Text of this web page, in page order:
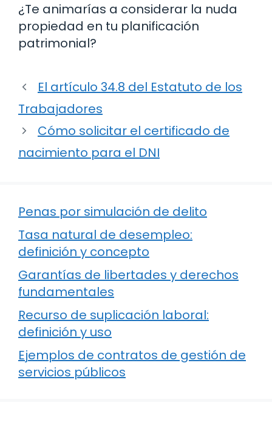
¿Te animarías a considerar la nuda
propiedad en tu planificación
patrimonial?
El artículo 34.8 del Estatuto de los
Trabajadores
Cómo solicitar el certificado de
nacimiento para el DNI
Penas por simulación de delito
Tasa natural de desempleo:
definición y concepto
Garantías de libertades y derechos
fundamentales
Recurso de suplicación laboral:
definición y uso
Ejemplos de contratos de gestión de
servicios públicos